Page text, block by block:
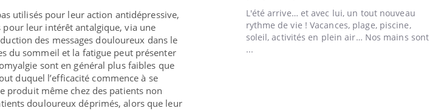
utilisés pour leur action antidépressive,
pour leur intérêt antalgique, via une
des messages douloureux dans le
du sommeil et la fatigue peut présenter
sont en général plus faibles que
duquel l’efficacité commence à se
produit même chez des patients non
douloureux déprimés, alors que leur
ou
de la
qui la rend
En 2026, l'insuline dans le diabète de type 2
reste entourée d'idées reçues chez les
patients comme parfois chez les soignants.
L'été arrive… et avec lui, un tout nouveau
rythme de vie ! Vacances, plage, piscine,
soleil, activités en plein air… Nos mains sont
...